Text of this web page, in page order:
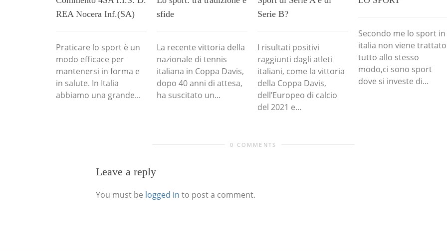
REA Nocera Inf.(SA)
Praticare lo sport è un
modo efficace per
mantenersi in forma e
in salute. In Italia
abbiamo una grande...
sfide
La recente vittoria della
nazionale di tennis
italiana in Coppa Davis,
dopo 40 anni di attesa,
ha suscitato un...
Serie B?
I risultati positivi
raggiunti dagli atleti
italiani, come la vittoria
della Coppa Davis,
dell’Europeo di calcio
del 2021 e...
Secondo me lo sport in
italia non viene trattato
tutto allo stesso
modo,ci sono sport
dove si investe di...
0 COMMENTS
Leave a reply
You must be logged in to post a comment.